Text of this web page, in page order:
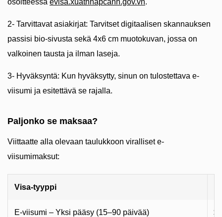
osoitteessa evisa.xuatnhapcanh.gov.vn.
2- Tarvittavat asiakirjat: Tarvitset digitaalisen skannauksen
passisi bio-sivusta sekä 4x6 cm muotokuvan, jossa on
valkoinen tausta ja ilman laseja.
3- Hyväksyntä: Kun hyväksytty, sinun on tulostettava e-
viisumi ja esitettävä se rajalla.
Paljonko se maksaa?
Viittaatte alla olevaan taulukkoon viralliset e-
viisumimaksut:
Visa-tyyppi
E-viisumi – Yksi pääsy (15–90 päivää)